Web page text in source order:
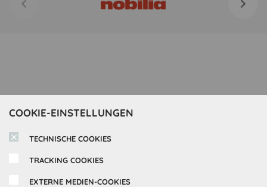
COOKIE-EINSTELLUNGEN
TECHNISCHE COOKIES
TRACKING COOKIES
EXTERNE MEDIEN-COOKIES